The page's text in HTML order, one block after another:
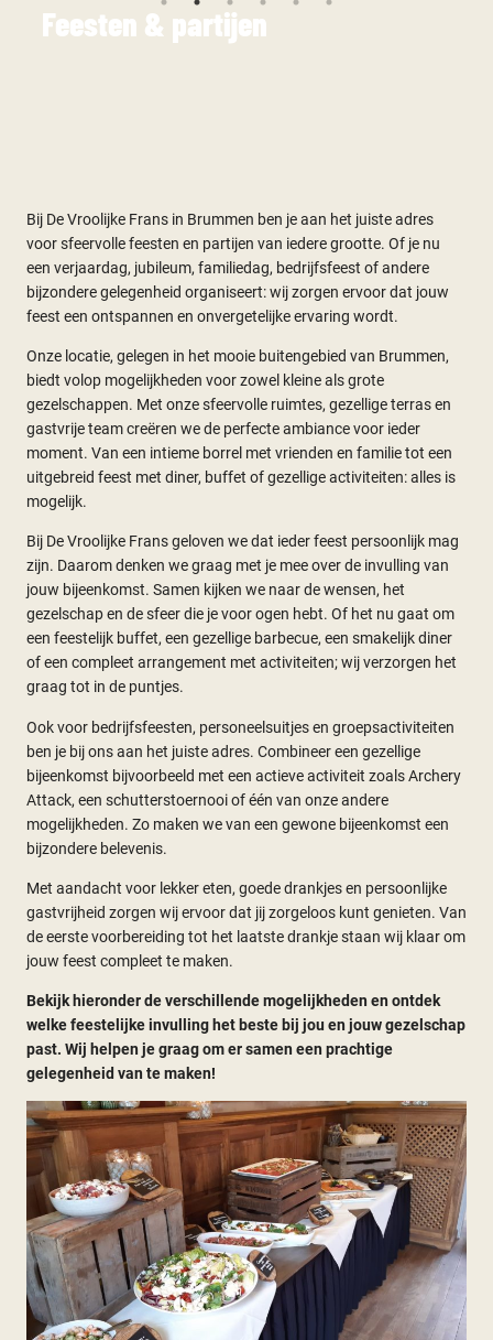
Feesten & partijen
Bij De Vroolijke Frans in Brummen ben je aan het juiste adres
voor sfeervolle feesten en partijen van iedere grootte. Of je nu
een verjaardag, jubileum, familiedag, bedrijfsfeest of andere
bijzondere gelegenheid organiseert: wij zorgen ervoor dat jouw
feest een ontspannen en onvergetelijke ervaring wordt.
Onze locatie, gelegen in het mooie buitengebied van Brummen,
biedt volop mogelijkheden voor zowel kleine als grote
gezelschappen. Met onze sfeervolle ruimtes, gezellige terras en
gastvrije team creëren we de perfecte ambiance voor ieder
moment. Van een intieme borrel met vrienden en familie tot een
uitgebreid feest met diner, buffet of gezellige activiteiten: alles is
mogelijk.
Bij De Vroolijke Frans geloven we dat ieder feest persoonlijk mag
zijn. Daarom denken we graag met je mee over de invulling van
jouw bijeenkomst. Samen kijken we naar de wensen, het
gezelschap en de sfeer die je voor ogen hebt. Of het nu gaat om
een feestelijk buffet, een gezellige barbecue, een smakelijk diner
of een compleet arrangement met activiteiten; wij verzorgen het
graag tot in de puntjes.
Ook voor bedrijfsfeesten, personeelsuitjes en groepsactiviteiten
ben je bij ons aan het juiste adres. Combineer een gezellige
bijeenkomst bijvoorbeeld met een actieve activiteit zoals Archery
Attack, een schutterstoernooi of één van onze andere
mogelijkheden. Zo maken we van een gewone bijeenkomst een
bijzondere belevenis.
Met aandacht voor lekker eten, goede drankjes en persoonlijke
gastvrijheid zorgen wij ervoor dat jij zorgeloos kunt genieten. Van
de eerste voorbereiding tot het laatste drankje staan wij klaar om
jouw feest compleet te maken.
Bekijk hieronder de verschillende mogelijkheden en ontdek
welke feestelijke invulling het beste bij jou en jouw gezelschap
past. Wij helpen je graag om er samen een prachtige
gelegenheid van te maken!